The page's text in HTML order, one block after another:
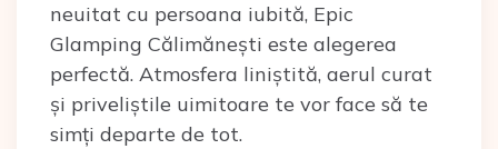
neuitat cu persoana iubită, Epic
Glamping Călimănești este alegerea
perfectă. Atmosfera liniștită, aerul curat
și priveliștile uimitoare te vor face să te
simți departe de tot.